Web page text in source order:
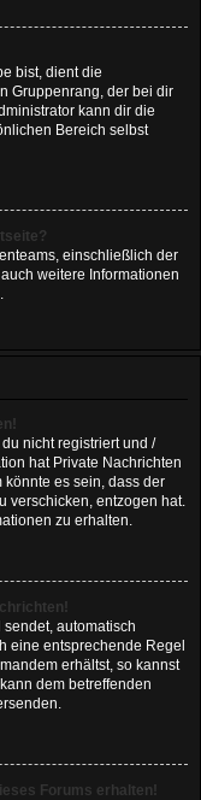
bist, dient die
Gruppenrang, der bei dir
kann dir die
Bereich selbst
einschließlich der
weitere Informationen
nicht registriert und /
hat Private Nachrichten
könnte es sein, dass der
verschicken, entzogen hat.
zu erhalten.
automatisch
eine entsprechende Regel
erhältst, so kannst
dem betreffenden
Forums erhalten!